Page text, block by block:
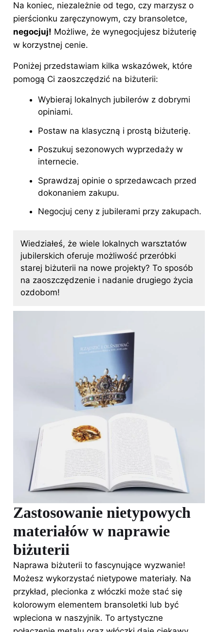
Na koniec, niezależnie od tego, czy marzysz o
pierścionku zaręczynowym, czy bransoletce,
negocjuj! Możliwe, że wynegocjujesz biżuterię
w korzystnej cenie.
Poniżej przedstawiam kilka wskazówek, które
pomogą Ci zaoszczędzić na biżuterii:
Wybieraj lokalnych jubilerów z dobrymi
opiniami.
Postaw na klasyczną i prostą biżuterię.
Poszukuj sezonowych wyprzedaży w
internecie.
Sprawdzaj opinie o sprzedawcach przed
dokonaniem zakupu.
Negocjuj ceny z jubilerami przy zakupach.
Wiedziałeś, że wiele lokalnych warsztatów
jubilerskich oferuje możliwość przeróbki
starej biżuterii na nowe projekty? To sposób
na zaoszczędzenie i nadanie drugiego życia
ozdobom!
Zastosowanie nietypowych
materiałów w naprawie
biżuterii
Naprawa biżuterii to fascynujące wyzwanie!
Możesz wykorzystać nietypowe materiały. Na
przykład, plecionka z włóczki może stać się
kolorowym elementem bransoletki lub być
wpleciona w naszyjnik. To artystyczne